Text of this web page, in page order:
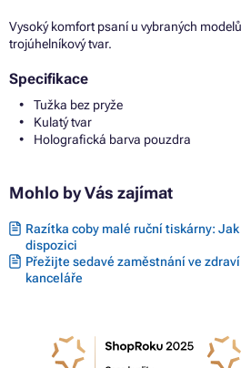
Vysoký komfort psaní u vybraných
trojúhelníkový tvar.
Specifikace
Tužka bez pryže
Kulatý tvar
Holografická barva pouzdra
Mohlo by Vás zajímat
Razítka coby malé ruční tiskárny:
dispozici
Přežijte sedavé zaměstnání ve
kanceláře